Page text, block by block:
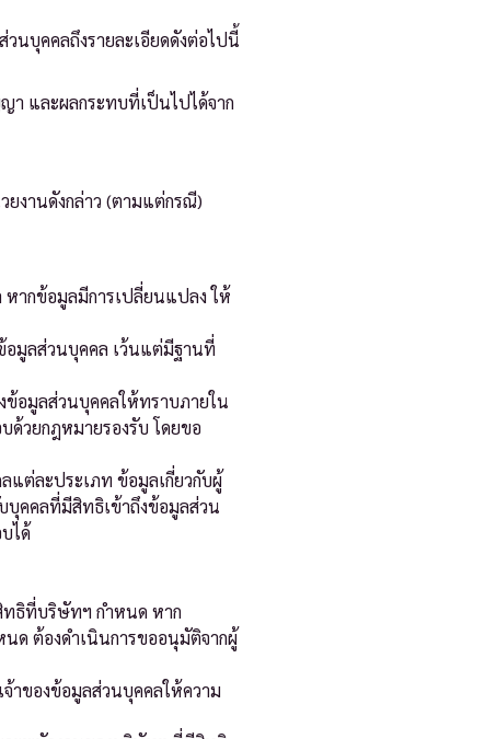
นบุคคลถึงรายละเอียดดังต่อไปนี้
และผลกระทบที่เป็นไปได้จาก
ยงานดังกล่าว (ตามแต่กรณี)
หากข้อมูลมีการเปลี่ยนแปลง ให้
อมูลส่วนบุคคล เว้นแต่มีฐานที่
ข้อมูลส่วนบุคคลให้ทราบภายใน
วยกฎหมายรองรับ โดยขอ
แต่ละประเภท ข้อมูลเกี่ยวกับผู้
บุคคลที่มีสิทธิเข้าถึงข้อมูลส่วน
ได้
ทธิที่บริษัทฯ กำหนด หาก
ด ต้องดำเนินการขออนุมัติจากผู้
าของข้อมูลส่วนบุคคลให้ความ